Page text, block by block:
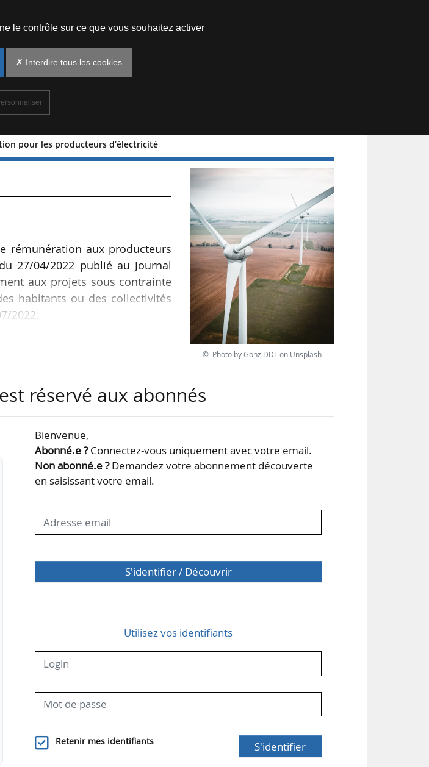
pour les producteurs d’électricité
de rémunération
rémunération aux producteurs
27/04/2022 publié au Journal
aux projets sous contrainte
habitants ou des collectivités
2022.
© Photo by Gonz DDL on Unsplash
réservé aux abonnés
Bienvenue,
Abonné.e ?Connectez-vous uniquement avec votre email.
Non abonné.e ?Demandez votre abonnement découverte
en saisissant votre email.
S'identifier / Découvrir
Utilisez vos identifiants
Retenir mes identifiants S'identifier
le contrôle sur ce que vous souhaitez activer
✗ Interdire tous les cookies